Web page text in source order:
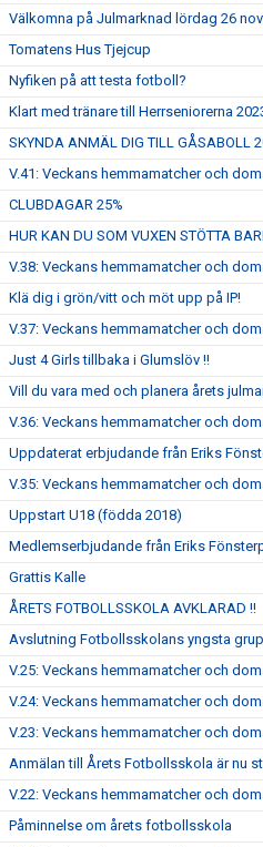
Välkomna på Julmarknad lördag 26
Tomatens Hus Tjejcup
Nyfiken på att testa fotboll?
Klart med tränare till Herrseniorerna
SKYNDA ANMÄL DIG TILL GÅSABOLL
V.41: Veckans hemmamatcher och
CLUBDAGAR 25%
HUR KAN DU SOM VUXEN STÖTTA
V.38: Veckans hemmamatcher och
Klä dig i grön/vitt och möt upp på IP!
V.37: Veckans hemmamatcher och
Just 4 Girls tillbaka i Glumslöv !!
Vill du vara med och planera årets
V.36: Veckans hemmamatcher och
Uppdaterat erbjudande från Eriks
V.35: Veckans hemmamatcher och
Uppstart U18 (födda 2018)
Medlemserbjudande från Eriks
Grattis Kalle
ÅRETS FOTBOLLSSKOLA AVKLARAD !!
Avslutning Fotbollsskolans yngsta
V.25: Veckans hemmamatcher och
V.24: Veckans hemmamatcher och
V.23: Veckans hemmamatcher och
Anmälan till Årets Fotbollsskola är nu
V.22: Veckans hemmamatcher och
Påminnelse om årets fotbollsskola